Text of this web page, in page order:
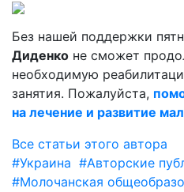
Без нашей поддержки
Диденко не сможет
необходимую
занятия. Пожалуйста,
на лечение и развитие
Все статьи этого автора
#Украина #Авторские
#Молочанская